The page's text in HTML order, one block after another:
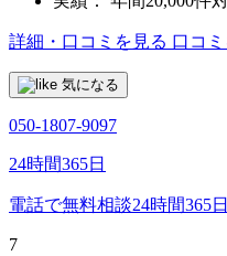
詳細・口コミを見る 口コ
気になる
050-1807-9097
24時間365日
電話で無料相談24時間365日
7